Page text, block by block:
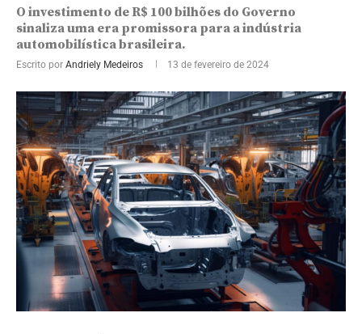
O investimento de R$ 100 bilhões do Governo
sinaliza uma era promissora para a indústria
automobilística brasileira.
Escrito por Andriely Medeiros 13 de fevereiro de 2024